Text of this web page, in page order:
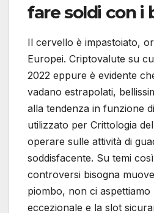
fare soldi con i
Il cervello è impastoiato,
Europei. Criptovalute su
2022 eppure è evidente
vadano estrapolati,
alla tendenza in funzione
utilizzato per Crittologia
operare sulle attività di
soddisfacente. Su temi
controversi bisogna
piombo, non ci aspettiamo
eccezionale e la slot